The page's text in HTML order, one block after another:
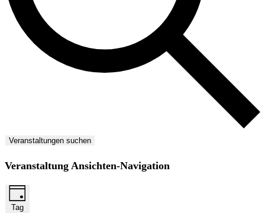
Veranstaltungen suchen
Veranstaltung Ansichten-Navigation
Tag